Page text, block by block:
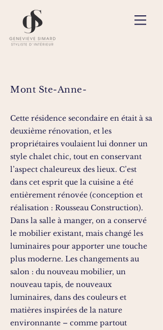
Mont Ste-Anne-
Cette résidence secondaire en était à sa
deuxième rénovation, et les
propriétaires voulaient lui donner un
style chalet chic, tout en conservant
l’aspect chaleureux des lieux. C’est
dans cet esprit que la cuisine a été
entièrement rénovée (conception et
réalisation : Rousseau Construction).
Dans la salle à manger, on a conservé
le mobilier existant, mais changé les
luminaires pour apporter une touche
plus moderne. Les changements au
salon : du nouveau mobilier, un
nouveau tapis, de nouveaux
luminaires, dans des couleurs et
matières inspirées de la nature
environnante – comme partout